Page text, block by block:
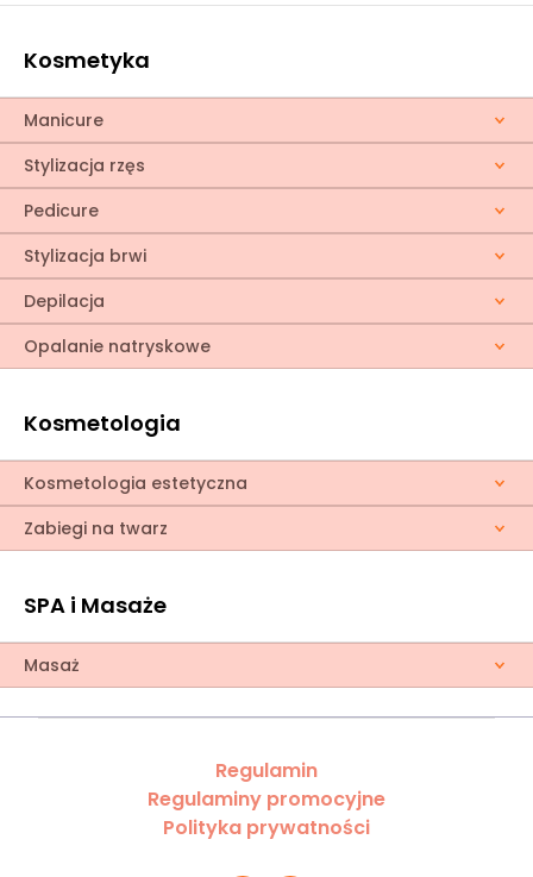
Kosmetyka
Manicure
Stylizacja rzęs
Pedicure
Stylizacja brwi
Depilacja
Opalanie natryskowe
Kosmetologia
Kosmetologia estetyczna
Zabiegi na twarz
SPA i Masaże
Masaż
Regulamin
Regulaminy promocyjne
Polityka prywatności